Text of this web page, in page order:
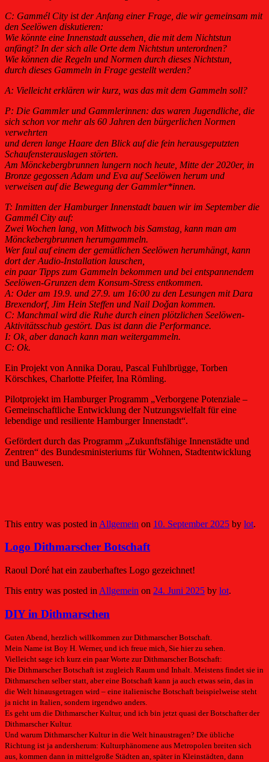
C: Gammél City ist der Anfang einer Frage, die wir gemeinsam mit
den Seelöwen diskutieren:
Wie könnte eine Innenstadt aussehen, die mit dem Nichtstun
anfängt? In der sich alle Orte dem Nichtstun unterordnen?
Wie können die Regeln und Normen durch dieses Nichtstun,
durch dieses Gammeln in Frage gestellt werden?
A: Vielleicht erklären wir kurz, was das mit dem Gammeln soll?
P: Die Gammler und Gammlerinnen: das waren Jugendliche, die
sich schon vor mehr als 60 Jahren den bürgerlichen Normen
verwehrten
und deren lange Haare den Blick auf die fein herausgeputzten
Schaufensterauslagen störten.
Am Mönckebergbrunnen lungern noch heute, Mitte der 2020er, in
Bronze gegossen Adam und Eva auf Seelöwen herum und
verweisen auf die Bewegung der Gammler*innen.
T: Inmitten der Hamburger Innenstadt bauen wir im September die
Gammél City auf:
Zwei Wochen lang, von Mittwoch bis Samstag, kann man am
Mönckebergbrunnen herumgammeln.
Wer faul auf einem der gemütlichen Seelöwen herumhängt, kann
dort der Audio-Installation lauschen,
ein paar Tipps zum Gammeln bekommen und bei entspannendem
Seelöwen-Grunzen dem Konsum-Stress entkommen.
A: Oder am 19.9. und 27.9. um 16:00 zu den Lesungen mit Dara
Brexendorf, Jim Hein Steffen und Nail Doǧan kommen.
C: Manchmal wird die Ruhe durch einen plötzlichen Seelöwen-
Aktivitätsschub gestört. Das ist dann die Performance.
I: Ok, aber danach kann man weitergammeln.
C: Ok.
Ein Projekt von Annika Dorau, Pascal Fuhlbrügge, Torben
Körschkes, Charlotte Pfeifer, Ina Römling.
Pilotprojekt im Hamburger Programm „Verborgene Potenziale –
Gemeinschaftliche Entwicklung der Nutzungsvielfalt für eine
lebendige und resiliente Hamburger Innenstadt“.
Gefördert durch das Programm „Zukunftsfähige Innenstädte und
Zentren“ des Bundesministeriums für Wohnen, Stadtentwicklung
und Bauwesen.
This entry was posted in Allgemein on 10. September 2025 by lot.
Logo Dithmarscher Botschaft
Raoul Doré hat ein zauberhaftes Logo gezeichnet!
This entry was posted in Allgemein on 24. Juni 2025 by lot.
DIY in Dithmarschen
Guten Abend, herzlich willkommen zur Dithmarscher Botschaft.
Mein Name ist Boy H. Werner, und ich freue mich, Sie hier zu sehen.
Vielleicht sage ich kurz ein paar Worte zur Dithmarscher Botschaft:
Die Dithmarscher Botschaft ist zugleich Raum und Inhalt. Meistens findet sie in
Dithmarschen selber statt, aber eine Botschaft kann ja auch etwas sein, das in
die Welt hinausgetragen wird – eine italienische Botschaft beispielweise steht
ja nicht in Italien, sondern irgendwo anders.
Es geht um die Dithmarscher Kultur, und ich bin jetzt quasi der Botschafter der
Dithmarscher Kultur.
Und warum Dithmarscher Kultur in die Welt hinaustragen? Die übliche
Richtung ist ja andersherum: Kulturphänomene aus Metropolen breiten sich
aus, kommen dann in mittelgroße Städten an, später in Kleinstädten, dann